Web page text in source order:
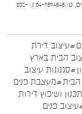
הילית קרש עיצוב ואדריכלות פנים, מושב הבונים, ט: 04-9894848 נ: 052-
#עיצוב דירת
הבית בארץ
#סגנונות עיצוב
הבית#מעצבת פנים
ושיפוץ דירות
פנים